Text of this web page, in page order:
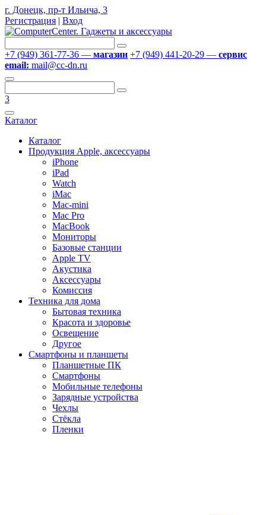
г. Донецк, пр-т Ильича, 3
Регистрация | Вход
+7 (949) 361-77-36 — магазин +7 (949) 441-20-29 — сервис
email: mail@cc-dn.ru
3
Каталог
Каталог
Продукция Apple, аксессуары
iPhone
iPad
Watch
iMac
Mac-mini
Mac Pro
MacBook
Мониторы
Базовые станции
Apple TV
Акустика
Аксессуары
Комиссия
Техника для дома
Бытовая техника
Красота и здоровье
Освещение
Другое
Смартфоны и планшеты
Планшетные ПК
Смартфоны
Мобильные телефоны
Зарядные устройства
Чехлы
Стёкла
Пленки